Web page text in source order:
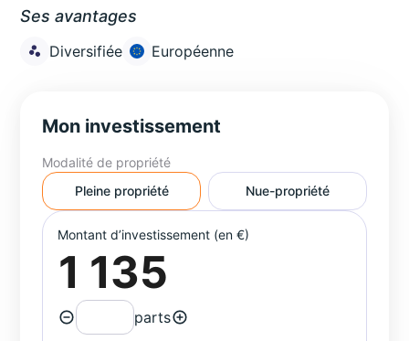
Ses avantages
Diversifiée Européenne
Mon investissement
Modalité de propriété
Pleine propriété
Nue-propriété
Montant d’investissement (en €)
parts